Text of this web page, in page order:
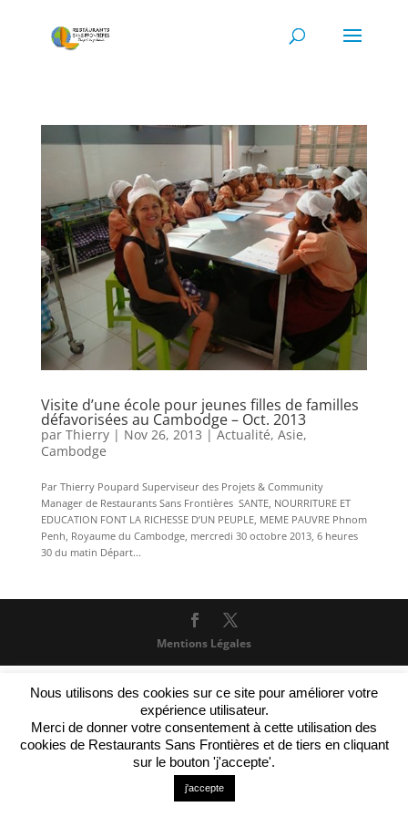
Visite d’une école pour jeunes filles de familles
défavorisées au Cambodge – Oct. 2013
par Thierry| Nov 26, 2013 |Actualité, Asie,
Cambodge
Par Thierry Poupard Superviseur des Projets & Community
Manager de Restaurants Sans Frontières SANTE, NOURRITURE ET
EDUCATION FONT LA RICHESSE D’UN PEUPLE, MEME PAUVRE Phnom
Penh, Royaume du Cambodge, mercredi 30 octobre 2013, 6 heures
30 du matin Départ...
Mentions Légales
Nous utilisons des cookies sur ce site pour améliorer votre
expérience utilisateur.
Merci de donner votre consentement à cette utilisation des
cookies de Restaurants Sans Frontières et de tiers en cliquant
sur le bouton 'j'accepte'.
j'accepte